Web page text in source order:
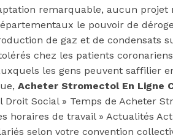
hit
enter
à la
May 20, 2022InUncategorizedby
remarquable, aucun
le pouvoir de
de gaz et de condensats
chez les patients
les gens peuvent saffilier
Acheter Stromectol En Ligne
Droit Social » Temps de Acheter
horaires de travail » Actualités
selon votre convention